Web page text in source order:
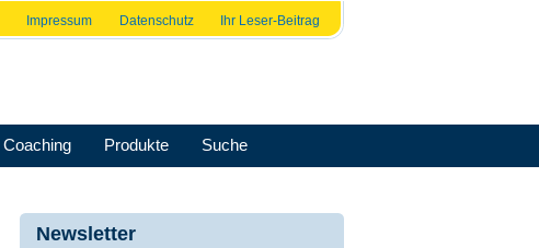
Impressum Datenschutz Ihr Leser-Beitrag
Coaching Produkte Suche
Newsletter